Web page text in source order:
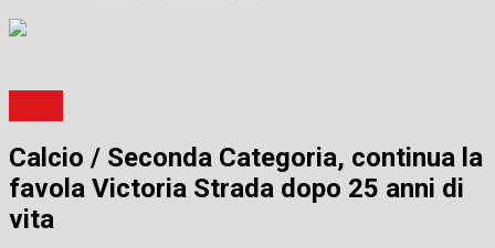
Calcio / Seconda Categoria, continua la
favola Victoria Strada dopo 25 anni di
vita